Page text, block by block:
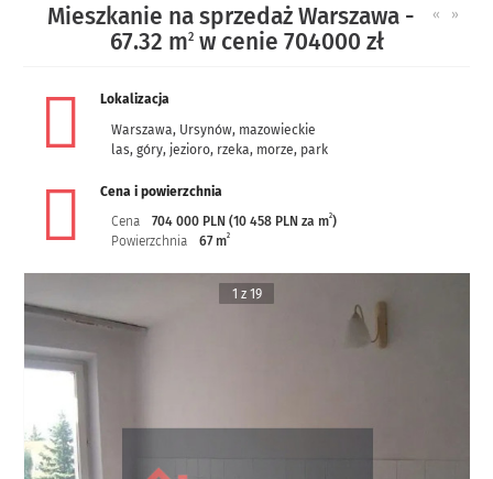
« »
Mieszkanie na sprzedaż Warszawa -
67.32 m2w cenie 704000 zł
Lokalizacja
Warszawa, Ursynów, mazowieckie
las, góry, jezioro, rzeka, morze, park
Cena i powierzchnia
Cena
704 000 PLN (10 458 PLN za m2)
Powierzchnia
67 m2
1 z 19